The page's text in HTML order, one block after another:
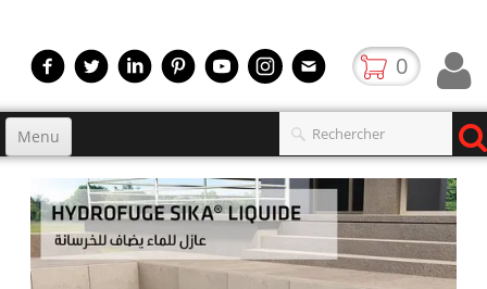
0
Menu
Accueil
Produits▼
gamme